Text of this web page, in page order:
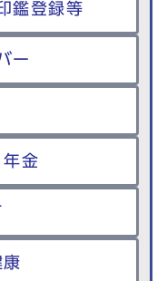
鑑登録等
ー
金
康